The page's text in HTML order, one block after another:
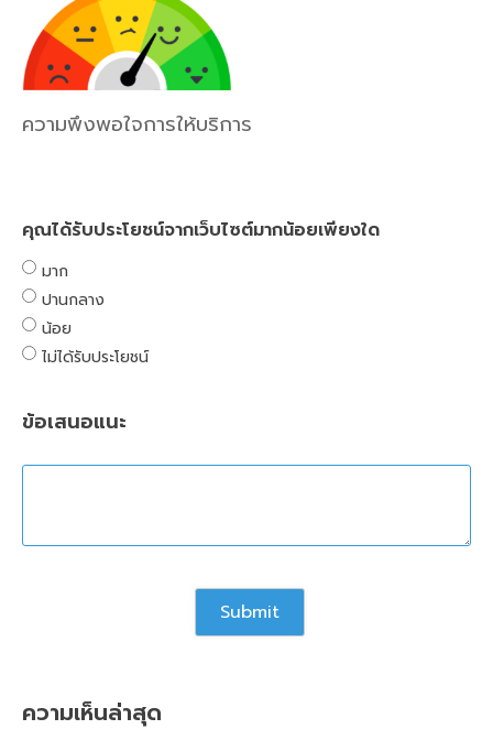
ความพึงพอใจการให้บริการ
คุณได้รับประโยชน์จากเว็บไซต์มากน้อยเพียงใด
มาก
ปานกลาง
น้อย
ไม่ได้รับประโยชน์
ข้อเสนอแนะ
ความเห็นล่าสุด